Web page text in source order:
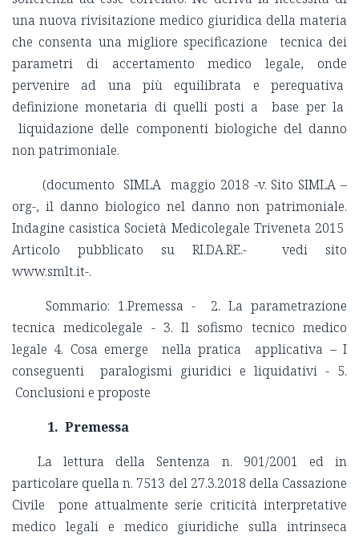
una nuova rivisitazione medico giuridica della materia
che consenta una migliore specificazione tecnica dei
parametri di accertamento medico legale, onde
pervenire ad una più equilibrata e perequativa
definizione monetaria di quelli posti a base per la
liquidazione delle componenti biologiche del danno
non patrimoniale.
(documento SIMLA maggio 2018 -v. Sito SIMLA –
org-, il danno biologico nel danno non patrimoniale.
Indagine casistica Società Medicolegale Triveneta 2015
Articolo pubblicato su RI.DA.RE.- vedi sito
www.smlt.it-.
Sommario: 1.Premessa - 2. La parametrazione
tecnica medicolegale - 3. Il sofismo tecnico medico
legale 4. Cosa emerge nella pratica applicativa – I
conseguenti paralogismi giuridici e liquidativi - 5.
Conclusioni e proposte
1. Premessa
La lettura della Sentenza n. 901/2001 ed in
particolare quella n. 7513 del 27.3.2018 della Cassazione
Civile pone attualmente serie criticità interpretative
medico legali e medico giuridiche sulla intrinseca